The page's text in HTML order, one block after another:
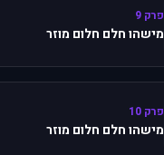
פרק 9
מישהו חלם חלום מוזר
פרק 10
מישהו חלם חלום מוזר